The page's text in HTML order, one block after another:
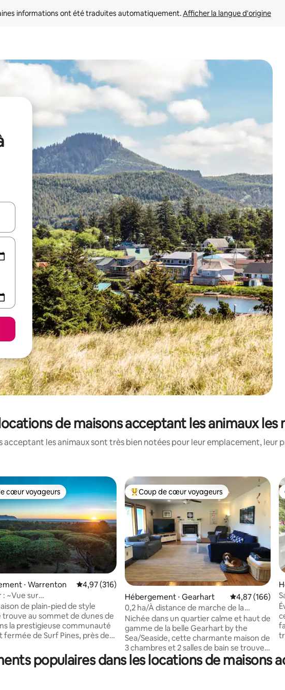
informations ont été traduites automatiquement. Afficher la langue d'origine
vers le haut et vers le bas pour les parcourir ou en appuyant et en faisant glisser.
de maisons acceptant les animaux les
acceptant les animaux sont très bien notées pour leur emplacement, leur
la base de 133 commentaires : 4,89 sur 5
cœur voyageurs
cœur voyageurs
⋅ Warrenton Évaluation moyenne sur la base de 316 commentaires :
4,97 (316)
: ~Vue sur
Foyer~Équipement de
de plain-pied de style
trouve au sommet de dunes de
la prestigieuse communauté
fermée de Surf Pines, près de
sur l'océan. L'atmosphère
et accueillante de Sunset
Coups de cœur voyageurs les plus appréciés
Coup de cœur voyageurs
Hébergement ⋅ Gearhart Évaluation
4,87 (166)
0,2 ha/À distance de marche de la
plage/Animaux acceptés/Cheminée
Nichée dans un quartier calme et haut de
gamme de la belle Gearhart by the
Sea/Seaside, cette charmante maison de
3 chambres et 2 salles de bain se trouve
sur un demi-acre clôturé. À 12 minutes à
pied ou à 2 minutes en voiture de la vaste
populaires dans les locations de maisons